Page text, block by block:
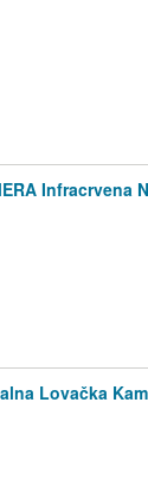
Infracrvena
Lovačka